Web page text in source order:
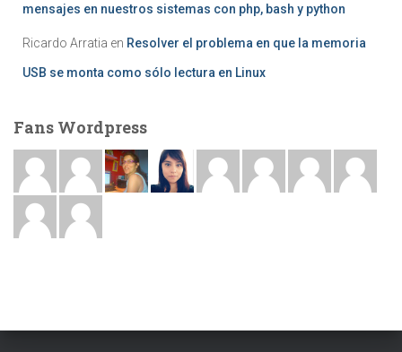
mensajes en nuestros sistemas con php, bash y python
Ricardo Arratia en Resolver el problema en que la memoria
USB se monta como sólo lectura en Linux
Fans Wordpress